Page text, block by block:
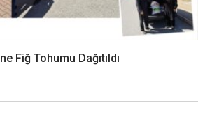
Fiğ Tohumu Dağıtıldı